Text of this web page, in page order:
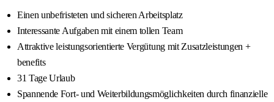
Einen unbefristeten und sicheren Arbeitsplatz
Interessante Aufgaben mit einem tollen Team
Attraktive leistungsorientierte Vergütung mit Zusatzleistungen +
benefits
31 Tage Urlaub
Spannende Fort- und Weiterbildungsmöglichkeiten durch finanzielle